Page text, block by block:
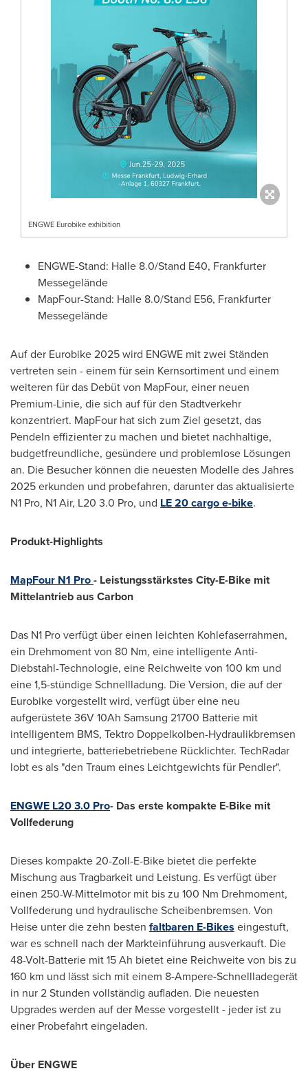
ENGWE Eurobike exhibition
ENGWE-Stand: Halle 8.0/Stand E40, Frankfurter
Messegelände
MapFour-Stand: Halle 8.0/Stand E56, Frankfurter
Messegelände
Auf der Eurobike 2025 wird ENGWE mit zwei Ständen
vertreten sein - einem für sein Kernsortiment und einem
weiteren für das Debüt von MapFour, einer neuen
Premium-Linie, die sich auf für den Stadtverkehr
konzentriert. MapFour hat sich zum Ziel gesetzt, das
Pendeln effizienter zu machen und bietet nachhaltige,
budgetfreundliche, gesündere und problemlose Lösungen
an. Die Besucher können die neuesten Modelle des Jahres
2025 erkunden und probefahren, darunter das aktualisierte
N1 Pro, N1 Air, L20 3.0 Pro, und LE 20 cargo e-bike.
Produkt-Highlights
MapFour N1 Pro- Leistungsstärkstes City-E-Bike mit
Mittelantrieb aus Carbon
Das N1 Pro verfügt über einen leichten Kohlefaserrahmen,
ein Drehmoment von 80 Nm, eine intelligente Anti-
Diebstahl-Technologie, eine Reichweite von 100 km und
eine 1,5-stündige Schnellladung. Die Version, die auf der
Eurobike vorgestellt wird, verfügt über eine neu
aufgerüstete 36V 10Ah Samsung 21700 Batterie mit
intelligentem BMS, Tektro Doppelkolben-Hydraulikbremsen
und integrierte, batteriebetriebene Rücklichter. TechRadar
lobt es als "den Traum eines Leichtgewichts für Pendler".
ENGWE L20 3.0 Pro- Das erste kompakte E-Bike mit
Vollfederung
Dieses kompakte 20-Zoll-E-Bike bietet die perfekte
Mischung aus Tragbarkeit und Leistung. Es verfügt über
einen 250-W-Mittelmotor mit bis zu 100 Nm Drehmoment,
Vollfederung und hydraulische Scheibenbremsen. Von
Heise unter die zehn besten faltbaren E-Bikes eingestuft,
war es schnell nach der Markteinführung ausverkauft. Die
48-Volt-Batterie mit 15 Ah bietet eine Reichweite von bis zu
160 km und lässt sich mit einem 8-Ampere-Schnellladegerät
in nur 2 Stunden vollständig aufladen. Die neuesten
Upgrades werden auf der Messe vorgestellt - jeder ist zu
einer Probefahrt eingeladen.
Über ENGWE